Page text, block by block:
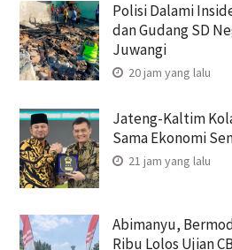
Polisi Dalami
dan Gudang SD
Juwangi
20 jam yang lalu
Jateng-Kaltim
Sama Ekonomi
21 jam yang lalu
Abimanyu,
Ribu Lolos Ujian